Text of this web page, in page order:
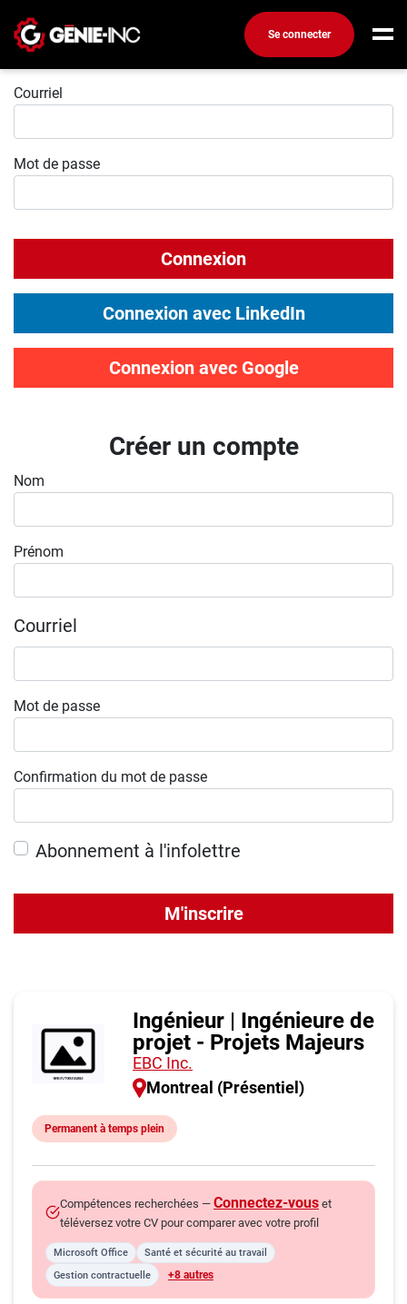
Se connecter
Connexion
Emplois
Ma boîte à outils
Conseils carrière
Métiers
Nos chroniques
Publiez une offre d'emploi
Connexion
Courriel
Mot de passe
Connexion
Connexion avec LinkedIn
Connexion avec Google
Créer un compte
Nom
Prénom
Courriel
Mot de passe
Confirmation du mot de passe
Abonnement à l'infolettre
M'inscrire
Ingénieur | Ingénieure de
projet - Projets Majeurs
EBC Inc.
Montreal (Présentiel)
Permanent à temps plein
Compétences recherchées — Connectez-vous et
téléversez votre CV pour comparer avec votre profil
Microsoft Office
Santé et sécurité au travail
Gestion contractuelle
+8 autres